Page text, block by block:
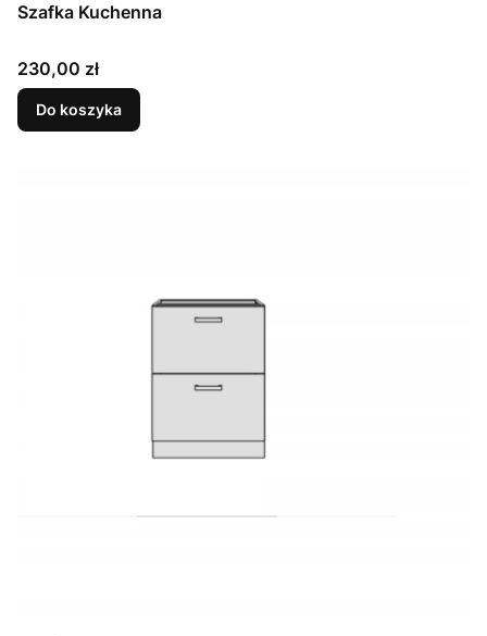
Szafka Kuchenna
Cena
230,00 zł
Do koszyka